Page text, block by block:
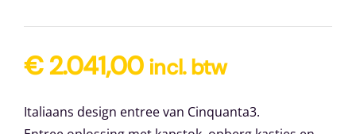
€2.041,00 incl. btw
Italiaans design entree van Cinquanta3.